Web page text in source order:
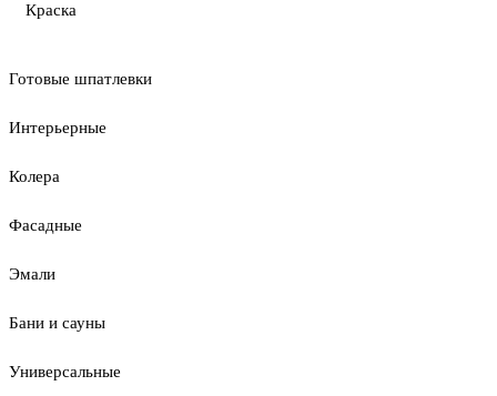
Краска
Готовые шпатлевки
Интерьерные
Колера
Фасадные
Эмали
Бани и сауны
Универсальные